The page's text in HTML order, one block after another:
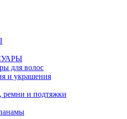
для волос
и украшения
ремни и подтяжки